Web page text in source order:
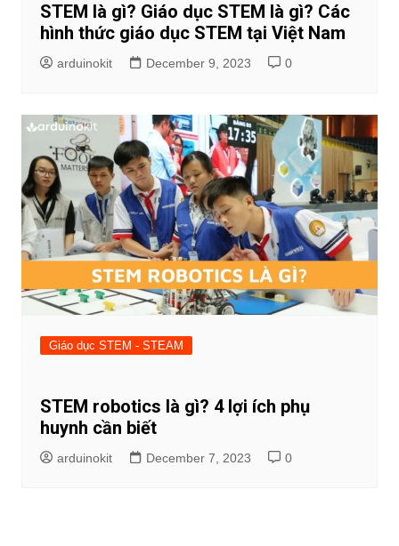
STEM là gì? Giáo dục STEM là gì? Các
hình thức giáo dục STEM tại Việt Nam
arduinokit December 9, 2023 0
Giáo dục STEM - STEAM
STEM robotics là gì? 4 lợi ích phụ
huynh cần biết
arduinokit December 7, 2023 0